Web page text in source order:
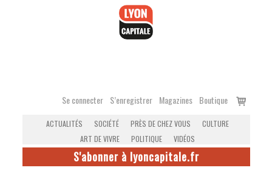
Se connecter S’enregistrer Magazines Boutique
Voir
ACTUALITÉS SOCIÉTÉ PRÈS DE CHEZ VOUS
CULTURE
ART DE VIVRE
POLITIQUE VIDÉOS
S'abonner à lyoncapitale.fr